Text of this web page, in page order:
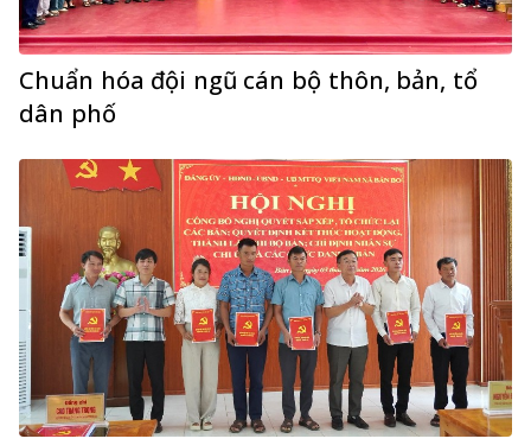
Chuẩn hóa đội ngũ cán bộ thôn, bản, tổ
dân phố